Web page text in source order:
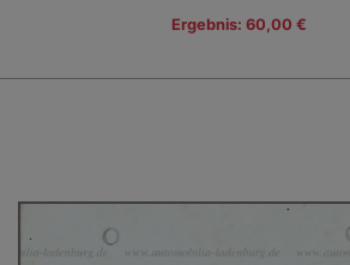
Ergebnis: 60,00 €